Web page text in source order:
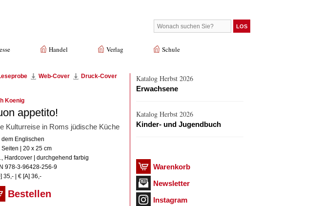
Handel Verlag Schule
Web-Cover Druck-Cover
Koenig
appetito!
Kulturreise in Roms jüdische Küche
dem Englischen
Seiten | 20 x 25 cm
Hardcover | durchgehend farbig
978-3-96428-256-9
35,- | € [A] 36,-
Bestellen
Katalog Herbst 2026
Erwachsene
Katalog Herbst 2026
Kinder- und Jugendbuch
Warenkorb
Newsletter
Instagram